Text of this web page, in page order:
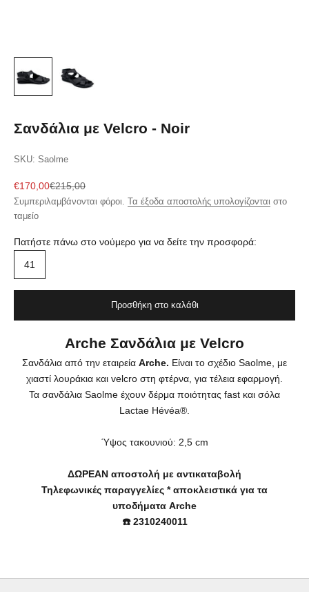
Σανδάλια με Velcro - Noir
SKU: Saolme
Τιμή πώλησης
€170,00Κανονική τιμή
€215,00
Συμπεριλαμβάνονται φόροι. Τα έξοδα αποστολής υπολογίζονται στο
ταμείο
Πατήστε πάνω στο νούμερο για να δείτε την προσφορά:
41
Προσθήκη στο καλάθι
Arche Σανδάλια με Velcro
Σανδάλια από την εταιρεία Arche. Είναι το σχέδιο Saolme, με
χιαστί λουράκια και velcro στη φτέρνα, για τέλεια εφαρμογή.
Τα σανδάλια Saolme έχουν δέρμα ποιότητας fast και σόλα
Lactae Hévéa®.
Ύψος τακουνιού: 2,5 cm
ΔΩΡΕΑΝ αποστολή με αντικαταβολή
Τηλεφωνικές παραγγελίες * αποκλειστικά για τα
υποδήματα Arche
☎️ 2310240011